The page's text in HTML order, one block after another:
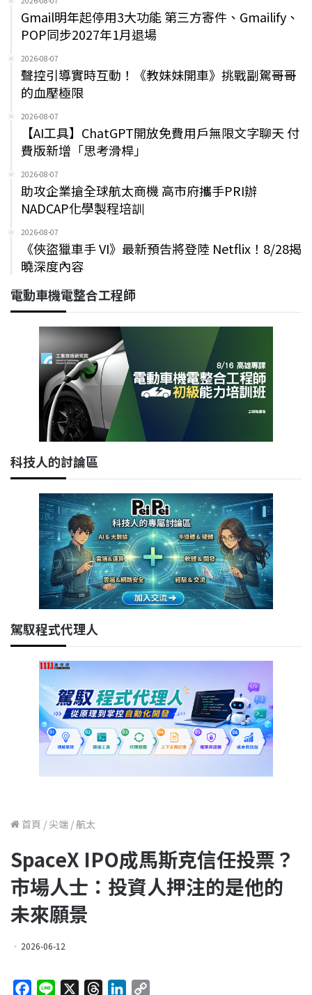
Gmail明年起停用3大功能 第三方寄件、Gmailify、
POP同步2027年1月退場
2026-08-07
聲控引導實時互動！《教妹妹開車》挑戰副駕哥哥
的血壓極限
2026-08-07
【AI工具】ChatGPT開放免費用戶無限文字聊天 付
費版新增「思考滑桿」
2026-08-07
助攻企業搶全球航太商機 高市府攜手PRI辦
NADCAP化學製程培訓
2026-08-07
《俠盜獵車手 VI》最新預告將登陸 Netflix！8/28揭
曉深度內容
電動車機電整合工程師
科技人的討論區
駕馭程式代理人